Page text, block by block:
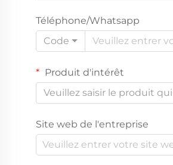
Téléphone/Whatsapp
Code
Produit d'intérêt
Veuillez saisir le produit qui
Site web de l'entreprise